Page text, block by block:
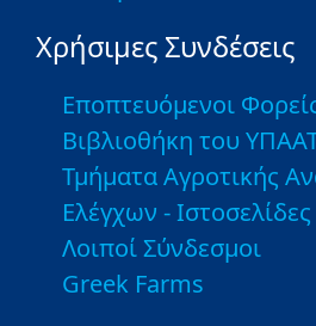
Χρήσιμες Συνδέσεις
Εποπτευόμενοι
Βιβλιοθήκη του
Τμήματα Αγροτικής
Ελέγχων -
Λοιποί Σύνδεσμοι
Greek Farms